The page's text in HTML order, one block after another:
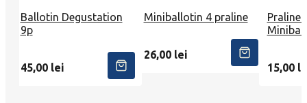
Ballotin Degustation
9p
45,00 lei
Miniballotin 4 praline
26,00 lei
Praline
15,00